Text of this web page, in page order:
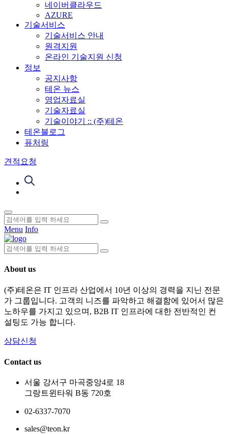
네이버클라우드
AZURE
기술서비스
기술서비스 안내
원격지원
온라인 기술지원 신청
정보
공지사항
테온 뉴스
영업자료실
기술자료실
기술이야기 :: (주)테온
테온블로그
퓨처링
견적요청
Menu Info
About us
(주)테온은 IT 인프라 산업에서 10년 이상의 경력을 지닌 전문
가 그룹입니다. 고객의 니즈를 파악하고 해결함에 있어서 많은
노하우를 가지고 있으며, B2B IT 인프라에 대한 전반적인 컨
설팅도 가능 합니다.
상담신청
Contact us
서울 강서구 마곡중앙4로 18
그랑트윈타워 B동 720호
02-6337-7070
sales@teon.kr